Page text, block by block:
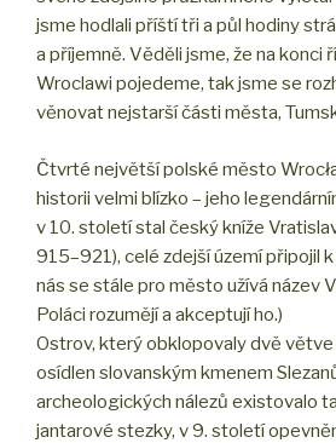
jsme hodlali příští tři a půl hodiny
a příjemně. Věděli jsme, že na konci
Wroclawi pojedeme, tak jsme se
věnovat nejstarší části města,
Čtvrté největší polské město
historii velmi blízko – jeho
v 10. století stal český kníže
915–921), celé zdejší území připojil
nás se stále pro město užívá název
Poláci rozumějí a akceptují ho.)
Ostrov, který obklopovaly dvě větve
osídlen slovanským kmenem
archeologických nálezů existovalo
jantarové stezky, v 9. století